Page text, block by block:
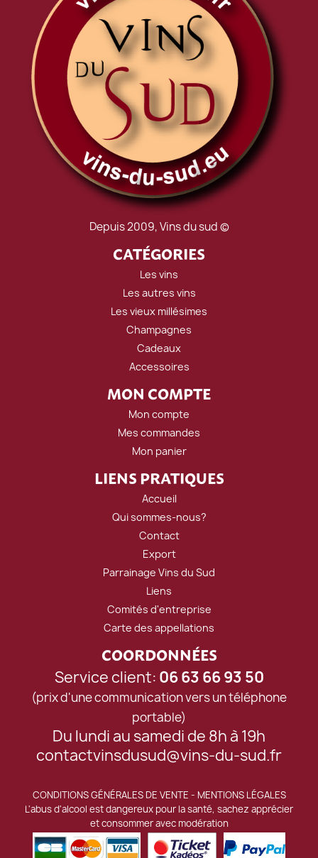
Depuis 2009, Vins du sud ©
CATÉGORIES
Les vins
Les autres vins
Les vieux millésimes
Champagnes
Cadeaux
Accessoires
MON COMPTE
Mon compte
Mes commandes
Mon panier
LIENS PRATIQUES
Accueil
Qui sommes-nous?
Contact
Export
Parrainage Vins du Sud
Liens
Comités d'entreprise
Carte des appellations
COORDONNÉES
Service client: 06 63 66 93 50
(prix d'une communication vers un téléphone
portable)
Du lundi au samedi de 8h à 19h
contactvinsdusud@vins-du-sud.fr
CONDITIONS GÉNÉRALES DE VENTE - MENTIONS LÉGALES
L'abus d'alcool est dangereux pour la santé, sachez apprécier
et consommer avec modération